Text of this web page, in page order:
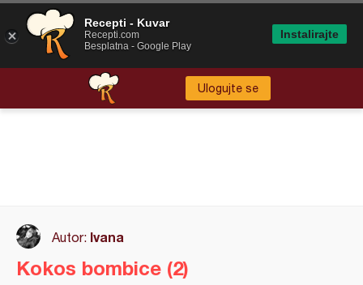
Ulogujte se
Autor: Ivana
Kokos bombice (2)
Recepti - Kuvar
Recepti.com
Besplatna - Google Play
Instalirajte